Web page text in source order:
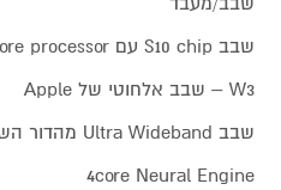
שבב S10 chip עם 64bit dual-core processor
W3 – שבב אלחוטי של Apple
שבב Ultra Wideband מהדור השני
4core Neural Engine